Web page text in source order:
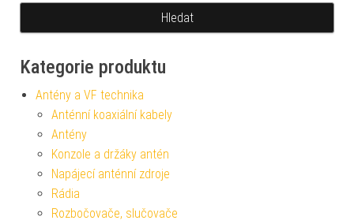
Kategorie produktu
Antény a VF technika
Anténní koaxiální kabely
Antény
Konzole a držáky antén
Napájecí anténní zdroje
Rádia
Rozbočovače, slučovače